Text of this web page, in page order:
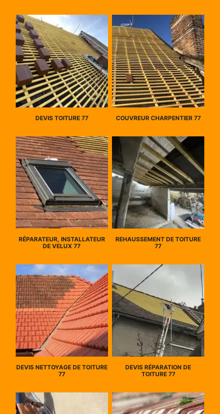
DEVIS TOITURE 77 COUVREUR CHARPENTIER 77
RÉPARATEUR, INSTALLATEUR
DE VELUX 77
REHAUSSEMENT DE TOITURE
77
DEVIS NETTOYAGE DE TOITURE
77
DEVIS RÉPARATION DE
TOITURE 77